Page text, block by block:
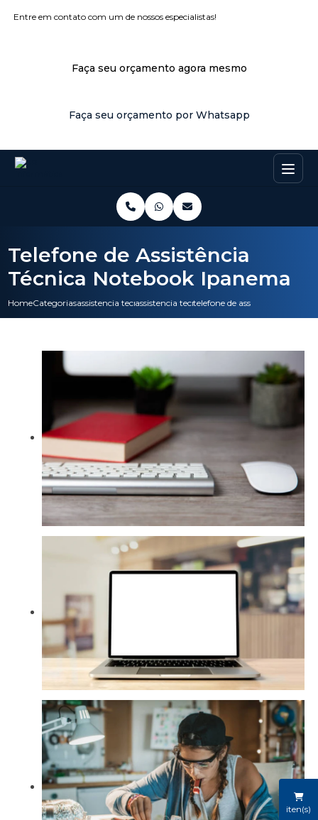
Entre em contato com um de nossos especialistas!
Faça seu orçamento agora mesmo
Faça seu orçamento por Whatsapp
iten(s)
HomeCategoriasassistencia tecnicaassistencia tecnica nobreak
telefone de assistencia
Telefone de Assistência
Técnica Notebook Ipanema